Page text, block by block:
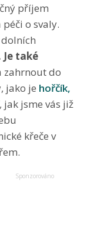
příjem
o svaly.
také
zahrnout do
jako je hořčík,
, jak jsme vás již
křeče v